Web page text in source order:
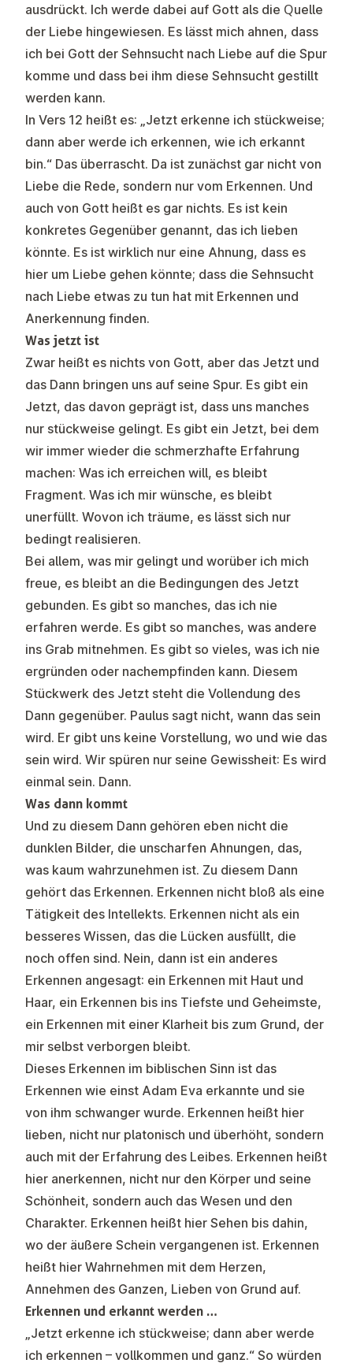
ausdrückt. Ich werde dabei auf Gott als die Quelle
der Liebe hingewiesen. Es lässt mich ahnen, dass
ich bei Gott der Sehnsucht nach Liebe auf die Spur
komme und dass bei ihm diese Sehnsucht gestillt
werden kann.
In Vers 12 heißt es: „Jetzt erkenne ich stückweise;
dann aber werde ich erkennen, wie ich erkannt
bin.“ Das überrascht. Da ist zunächst gar nicht von
Liebe die Rede, sondern nur vom Erkennen. Und
auch von Gott heißt es gar nichts. Es ist kein
konkretes Gegenüber genannt, das ich lieben
könnte. Es ist wirklich nur eine Ahnung, dass es
hier um Liebe gehen könnte; dass die Sehnsucht
nach Liebe etwas zu tun hat mit Erkennen und
Anerkennung finden.
Was jetzt ist
Zwar heißt es nichts von Gott, aber das Jetzt und
das Dann bringen uns auf seine Spur. Es gibt ein
Jetzt, das davon geprägt ist, dass uns manches
nur stückweise gelingt. Es gibt ein Jetzt, bei dem
wir immer wieder die schmerzhafte Erfahrung
machen: Was ich erreichen will, es bleibt
Fragment. Was ich mir wünsche, es bleibt
unerfüllt. Wovon ich träume, es lässt sich nur
bedingt realisieren.
Bei allem, was mir gelingt und worüber ich mich
freue, es bleibt an die Bedingungen des Jetzt
gebunden. Es gibt so manches, das ich nie
erfahren werde. Es gibt so manches, was andere
ins Grab mitnehmen. Es gibt so vieles, was ich nie
ergründen oder nachempfinden kann. Diesem
Stückwerk des Jetzt steht die Vollendung des
Dann gegenüber. Paulus sagt nicht, wann das sein
wird. Er gibt uns keine Vorstellung, wo und wie das
sein wird. Wir spüren nur seine Gewissheit: Es wird
einmal sein. Dann.
Was dann kommt
Und zu diesem Dann gehören eben nicht die
dunklen Bilder, die unscharfen Ahnungen, das,
was kaum wahrzunehmen ist. Zu diesem Dann
gehört das Erkennen. Erkennen nicht bloß als eine
Tätigkeit des Intellekts. Erkennen nicht als ein
besseres Wissen, das die Lücken ausfüllt, die
noch offen sind. Nein, dann ist ein anderes
Erkennen angesagt: ein Erkennen mit Haut und
Haar, ein Erkennen bis ins Tiefste und Geheimste,
ein Erkennen mit einer Klarheit bis zum Grund, der
mir selbst verborgen bleibt.
Dieses Erkennen im biblischen Sinn ist das
Erkennen wie einst Adam Eva erkannte und sie
von ihm schwanger wurde. Erkennen heißt hier
lieben, nicht nur platonisch und überhöht, sondern
auch mit der Erfahrung des Leibes. Erkennen heißt
hier anerkennen, nicht nur den Körper und seine
Schönheit, sondern auch das Wesen und den
Charakter. Erkennen heißt hier Sehen bis dahin,
wo der äußere Schein vergangenen ist. Erkennen
heißt hier Wahrnehmen mit dem Herzen,
Annehmen des Ganzen, Lieben von Grund auf.
Erkennen und erkannt werden …
„Jetzt erkenne ich stückweise; dann aber werde
ich erkennen – vollkommen und ganz.“ So würden